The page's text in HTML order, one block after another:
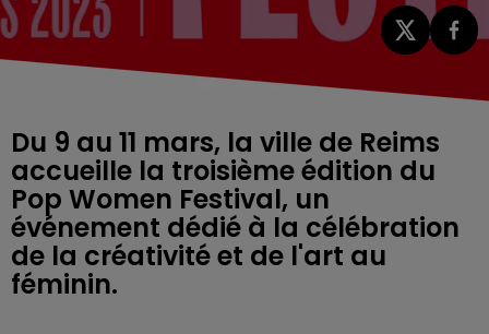
Du 9 au 11 mars, la ville de Reims
accueille la troisième édition du
Pop Women Festival, un
événement dédié à la célébration
de la créativité et de l'art au
féminin.